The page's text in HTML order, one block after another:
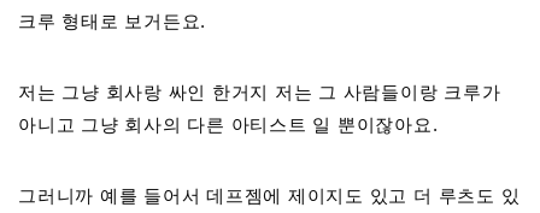
크루 형태로 보거든요.
저는 그냥 회사랑 싸인 한거지 저는 그 사람들이랑 크루가
아니고 그냥 회사의 다른 아티스트 일 뿐이잖아요.
그러니까 예를 들어서 데프젬에 제이지도 있고 더 루츠도 있